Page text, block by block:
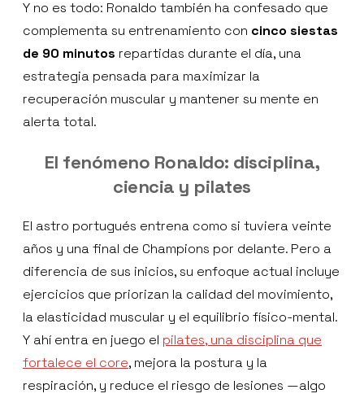
Y no es todo: Ronaldo también ha confesado que
complementa su entrenamiento con cinco siestas
de 90 minutos repartidas durante el día, una
estrategia pensada para maximizar la
recuperación muscular y mantener su mente en
alerta total.
El fenómeno Ronaldo: disciplina,
ciencia y pilates
El astro portugués entrena como si tuviera veinte
años y una final de Champions por delante. Pero a
diferencia de sus inicios, su enfoque actual incluye
ejercicios que priorizan la calidad del movimiento,
la elasticidad muscular y el equilibrio físico-mental.
Y ahí entra en juego el pilates, una disciplina que
fortalece el core, mejora la postura y la
respiración, y reduce el riesgo de lesiones —algo